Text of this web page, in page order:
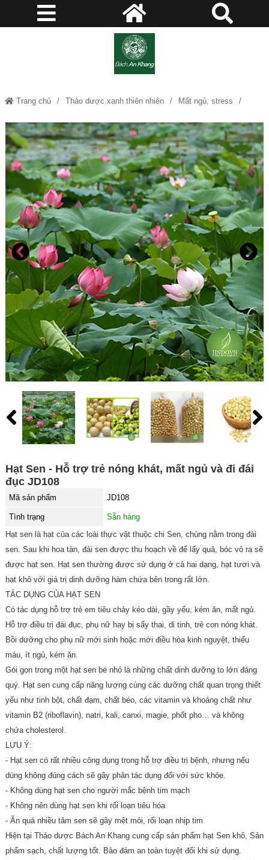
Trang chủ Thảo dược xanh thiên nhiên Mất ngủ, stress
Hạt Sen - Hỗ trợ trẻ nóng khát, mất ngủ và đi đái đục JD108
Hạt Sen - Hỗ trợ trẻ nóng khát, mất ngủ và đi đái
đục JD108
Mã sản phẩm JD108
Tình trạng
Sẵn hàng
Hạt sen là hạt của các loài thực vật thuộc chi Sen, chúng nằm trong đài
sen. Sau khi hoa tàn, đài sen được thu hoạch về để lấy quả, bóc vỏ ra sẽ
được hạt sen. Hạt sen thường được sử dụng ở cả hai dạng, hạt tươi và
hạt khô với giá trị dinh dưỡng hàm chứa bên trong rất lớn.
TÁC DỤNG CỦA HẠT SEN
Có tác dụng hỗ trợ trẻ em tiêu chảy kéo dài, gầy yếu, kém ăn, mất ngủ.
Hỗ trợ điều trị đái đục, phụ nữ hay bị sẩy thai, di tinh, trẻ con nóng khát.
Bồi dưỡng cho phụ nữ mới sinh hoặc mới điều hòa kinh nguyệt, thiếu
máu, ít ngủ, kém ăn.
Gói gọn trong một hạt sen bé nhỏ là những chất dinh dưỡng to lớn đáng
quý. Hạt sen cung cấp năng lượng cùng các dưỡng chất quan trọng thiết
yếu như tinh bột, chất đạm, chất béo, các vitamin và khoáng chất như
vitamin B2 (riboflavin), natri, kali, canxi, magie, phốt pho… và không
chứa cholesterol.
LƯU Ý:
- Hạt sen có rất nhiều công dụng trong hỗ trợ điều trị bệnh, nhưng nếu
dùng không đúng cách sẽ gây phản tác dụng đối với sức khỏe.
- Không dùng hạt sen cho người mắc bệnh tim mạch
- Không nên dùng hạt sen khi rối loạn tiêu hóa
- Ăn quá nhiều tâm sen sẽ gây mệt mỏi, rối loạn nhịp tim
Hiện tại Thảo dược Bách An Khang cung cấp sản phẩm hạt Sen khô, Sản
phẩm sạch, chất lượng tốt. Bảo đảm an toàn tuyệt đối khi sử dụng.